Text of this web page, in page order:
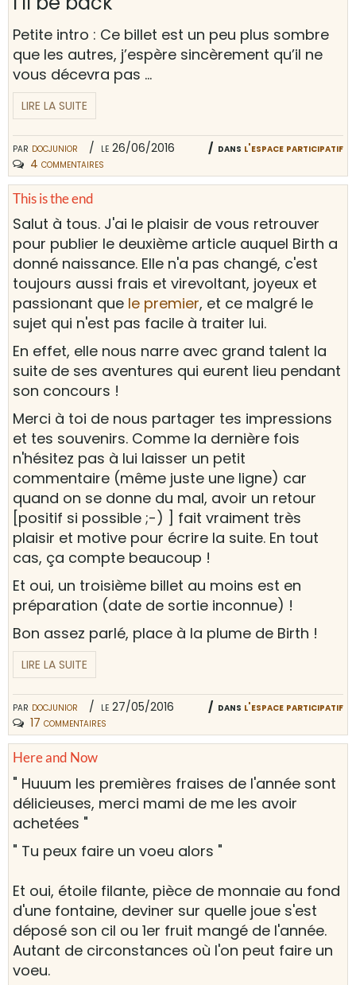
par docjunior le 26/06/2016 dans l'espace participatif
4 commentaires
Petite intro : Ce billet est un peu plus sombre
que les autres, j’espère sincèrement qu’il ne
vous décevra pas …
LIRE LA SUITE
This is the end
par docjunior le 27/05/2016 dans l'espace participatif
17 commentaires
Salut à tous. J'ai le plaisir de vous retrouver
pour publier le deuxième article auquel Birth a
donné naissance. Elle n'a pas changé, c'est
toujours aussi frais et virevoltant, joyeux et
passionant que le premier, et ce malgré le
sujet qui n'est pas facile à traiter lui.
En effet, elle nous narre avec grand talent la
suite de ses aventures qui eurent lieu pendant
son concours !
Merci à toi de nous partager tes impressions
et tes souvenirs. Comme la dernière fois
n'hésitez pas à lui laisser un petit
commentaire (même juste une ligne) car
quand on se donne du mal, avoir un retour
[positif si possible ;-) ] fait vraiment très
plaisir et motive pour écrire la suite. En tout
cas, ça compte beaucoup !
Et oui, un troisième billet au moins est en
préparation (date de sortie inconnue) !
Bon assez parlé, place à la plume de Birth !
LIRE LA SUITE
Here and Now
" Huuum les premières fraises de l'année sont
délicieuses, merci mami de me les avoir
achetées "
" Tu peux faire un voeu alors "
Et oui, étoile filante, pièce de monnaie au fond
d'une fontaine, deviner sur quelle joue s'est
déposé son cil ou 1er fruit mangé de l'année.
Autant de circonstances où l'on peut faire un
voeu.